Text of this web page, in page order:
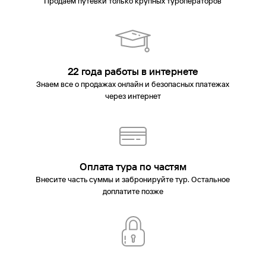
22 года работы в интернете
Знаем все о продажах онлайн и безопасных платежах
через интернет
Оплата тура по частям
Внесите часть суммы и забронируйте тур. Остальное
доплатите позже